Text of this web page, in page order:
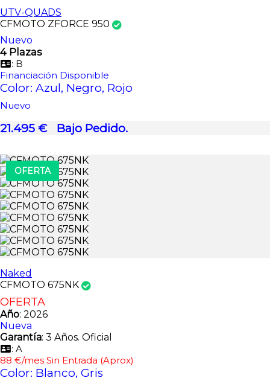
UTV-QUADS
CFMOTO ZFORCE 950
Nuevo
4 Plazas
: B
Financiación Disponible
Color: Azul, Negro, Rojo
Nuevo
21.495 € Bajo Pedido.
OFERTA
Naked
CFMOTO 675NK
OFERTA
Año: 2026
Nueva
Garantía: 3 Años. Oficial
: A
88 €/mes Sin Entrada (Aprox)
Color: Blanco, Gris